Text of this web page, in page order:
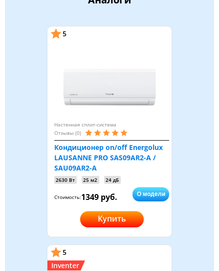
5
Настенная сплит-система
Отзывы (0)
Кондиционер on/off Energolux
LAUSANNE PRO SAS09AR2-A /
SAU09AR2-A
2630 Вт 25 м2 24 дБ
Стоимость:1349 руб. О модели
Купить
5
Inventer